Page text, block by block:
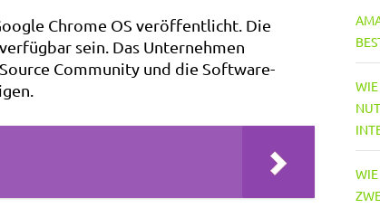
Chrome OS veröffentlicht. Die
sein. Das Unternehmen
Community und die Software-